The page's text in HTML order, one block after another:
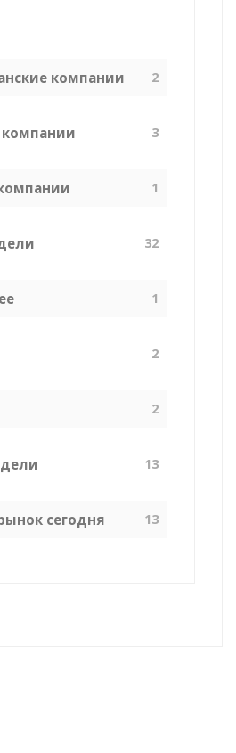
компании 2
компании 3
1
32
1
2
2
13
сегодня 13